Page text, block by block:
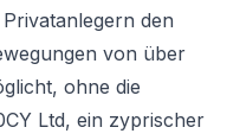
den
von über
ohne die
Ltd, ein zyprischer